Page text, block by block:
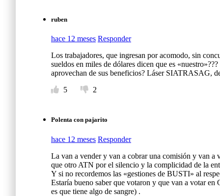
ruben
hace 12 meses Responder
Los trabajadores, que ingresan por acomodo, sin
sueldos en miles de dólares dicen que es
aprovechan de sus beneficios? Láser SIATRASAG,
5
2
Polenta con pajarito
hace 12 meses Responder
La van a vender y van a cobrar una comisión y van
que otro ATN por el silencio y la complicidad de la
Y si no recordemos las «gestiones de BUSTI» al
Estaría bueno saber que votaron y que van a votar en
es que tiene algo de sangre) .